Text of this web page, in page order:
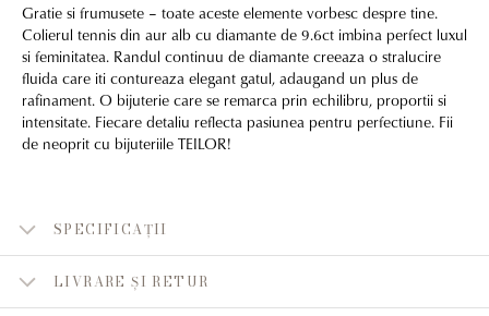
Gratie si frumusete – toate aceste elemente vorbesc despre tine.
Colierul tennis din aur alb cu diamante de 9.6ct imbina perfect luxul
si feminitatea. Randul continuu de diamante creeaza o stralucire
fluida care iti contureaza elegant gatul, adaugand un plus de
rafinament. O bijuterie care se remarca prin echilibru, proportii si
intensitate. Fiecare detaliu reflecta pasiunea pentru perfectiune. Fii
de neoprit cu bijuteriile TEILOR!
SPECIFICAȚII
LIVRARE ȘI RETUR